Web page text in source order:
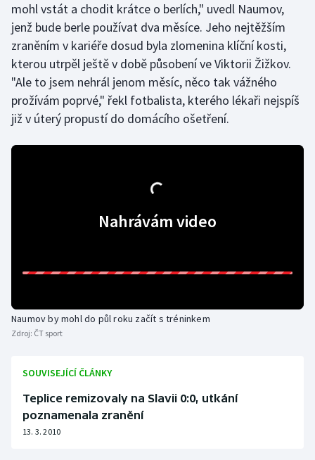
Plavání
Plážový volejbal
Ragby
Rychlobruslení
Sportovní střelba
Veslování
Volejbal
Ostatní
mohl vstát a chodit krátce o berlích," uvedl Naumov,
jenž bude berle používat dva měsíce. Jeho nejtěžším
zraněním v kariéře dosud byla zlomenina klíční kosti,
kterou utrpěl ještě v době působení ve Viktorii Žižkov.
"Ale to jsem nehrál jenom měsíc, něco tak vážného
prožívám poprvé," řekl fotbalista, kterého lékaři nejspíš
již v úterý propustí do domácího ošetření.
Nahrávám video
Naumov by mohl do půl roku začít s tréninkem
Zdroj: ČT sport
SOUVISEJÍCÍ ČLÁNKY
Teplice remizovaly na Slavii 0:0, utkání
poznamenala zranění
13. 3. 2010